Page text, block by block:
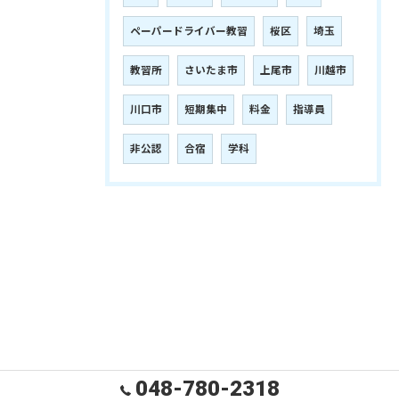
ペーパードライバー教習 桜区 埼玉
教習所 さいたま市 上尾市 川越市
川口市 短期集中 料金 指導員
非公認 合宿 学科
048-780-2318